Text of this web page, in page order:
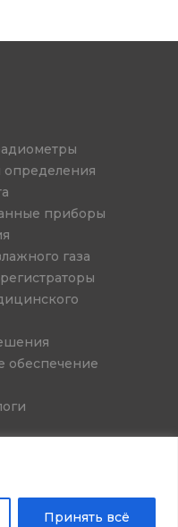
Принять всё
приборы
газа
обеспечение